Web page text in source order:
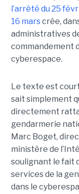
l’arrêté du 25
16 marscrée,
administratives
commandement
cyberespace.
Le texte est
sait simplement
directement
gendarmerie
Marc Boget,
ministère de
soulignant le fait
services de la
dans le